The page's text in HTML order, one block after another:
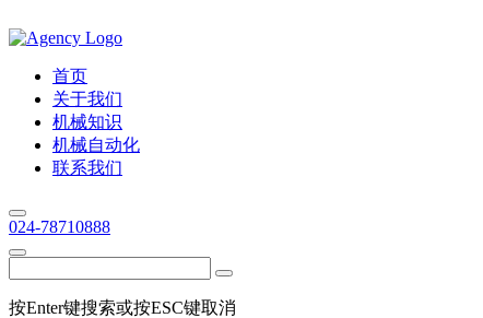
首页
关于我们
机械知识
机械自动化
联系我们
024-78710888
按Enter键搜索或按ESC键取消